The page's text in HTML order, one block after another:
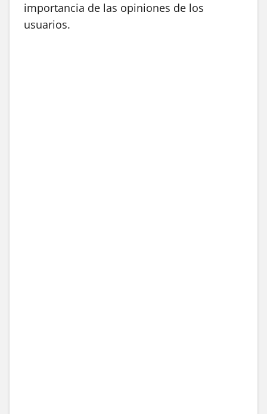
importancia de las opiniones de los
usuarios.